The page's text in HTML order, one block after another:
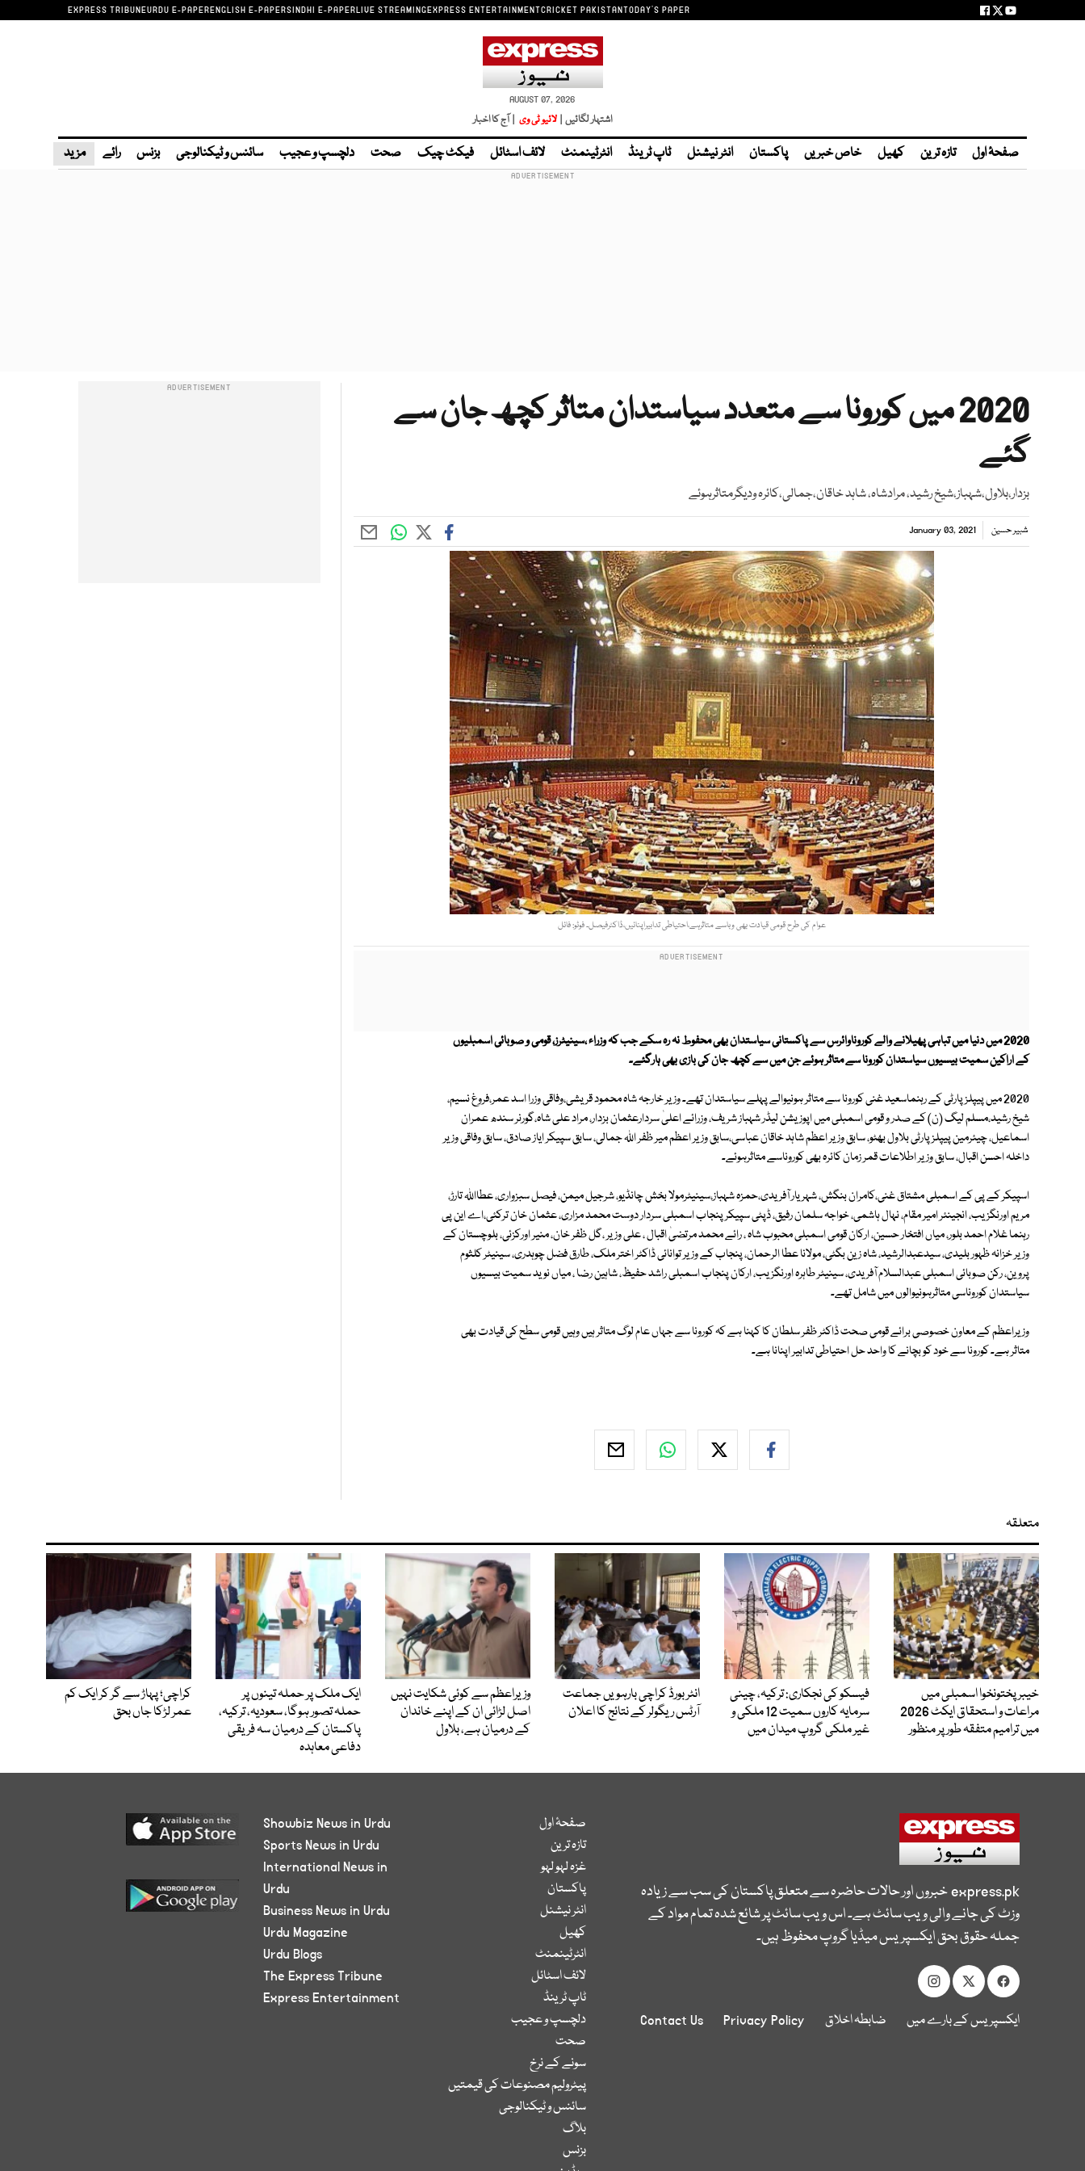
EXPRESS TRIBUNEURDU E-PAPERENGLISH E-PAPERSINDHI E-PAPERLIVE STREAMINGEXPRESS ENTERTAINMENTCRICKET PAKISTANTODAY'S PAPER
AUGUST 07, 2026
اشتہار لگائیں | لائیو ٹی وی | آج کا اخبار
صفحۂ اول تازہ ترین کھیل خاص خبریں پاکستان انٹر نیشنل ٹاپ ٹرینڈ انٹرٹینمنٹ لائف اسٹائل فیکٹ چیک صحت دلچسپ و عجیب سائنس و ٹیکنالوجی بزنس رائے مزید
2020 میں کورونا سے متعدد سیاستدان متاثر کچھ جان سے
گئے
بزدار،بلاول،شہباز،شیخ رشید، مرادشاہ، شاہد خاقان،جمالی،کائرہ ودیگرمتاثرہوئے
شبیر حسین January 03, 2021
عوام کی طرح قومی قیادت بھی وباسے متاثرہے،احتیاطی تدابیراپنائیں،ڈاکٹرفیصل۔ فوٹو: فائل
2020 میں دنیا میں تباہی پھیلانے والے کوروناوائرس سے پاکستانی سیاستدان بھی محفوط نہ رہ سکے جب کہ وزراء ،سینیٹرز، قومی و صوبائی اسمبلیوں
کے اراکین سمیت بیسیوں سیاستدان کورونا سے متاثر ہوئے جن میں سے کچھ جان کی بازی بھی ہارگئے۔
2020 میں پیپلزپارٹی کے رہنماسعید غنی کورونا سے متاثر ہونیوالے پہلے سیاستدان تھے۔ وزیر خارجہ شاہ محمود قریشی،وفاقی وزرا اسد عمر،فروغ نسیم،
شیخ رشید،مسلم لیگ (ن) کے صدر و قومی اسمبلی میں اپوزیشن لیڈر شہباز شریف، وزرائے اعلیٰ سردارعثمان بزدار، مراد علی شاہ،گورنر سندھ عمران
اسماعیل، چیئرمین پیپلز پارٹی بلاول بھٹو، سابق وزیر اعظم شاہد خاقان عباسی،سابق وزیر اعظم میر ظفر اللہ جمالی، سابق سپیکر ایاز صادق، سابق وفاقی وزیر
داخلہ احسن اقبال، سابق وزیر اطلاعات قمر زمان کائرہ بھی کوروناسے متاثرہوئے۔
اسپیکر کے پی کے اسمبلی مشتاق غنی،کامران بنگش، شہریار آفریدی،حمزہ شہباز،سینیٹرمولا بخش چانڈیو، شرجیل میمن، فیصل سبزواری، عطااللہ تارڑ،
مریم اورنگزیب، انجینئر امیر مقام، نہال ہاشمی، خواجہ سلمان رفیق، ڈپٹی سپیکر پنجاب اسمبلی سردار دوست محمد مزاری، عثمان خان ترکئی،اے این پی
رہنما غلام احمد بلور، میاں افتخار حسین، ارکان قومی اسمبلی محبوب شاہ ، رائے محمد مرتضیٰ اقبال ، علی وزیر ،گل ظفر خان، منیر اورکزئی، بلوچستان کے
وزیر خزانہ ظہور بلیدی، سیدعبدالرشید، شاہ زین بگٹی، مولانا عطا الرحمان، پنجاب کے وزیر توانائی ڈاکٹر اختر ملک، طارق فضل چوہدری، سینیٹر کلثوم
پروین، رکن صوبائی اسمبلی عبدالسلام آفریدی، سینیٹر طاہرہ اورنگزیب، ارکان پنجاب اسمبلی راشد حفیظ، شاہین رضا ، میاں نوید سمیت بیسیوں
سیاستدان کوروناسی متاثرہونیوالوں میں شامل تھے۔
وزیراعظم کے معاون خصوصی برائے قومی صحت ڈاکٹر ظفر سلطان کا کہنا ہے کہ کورونا سے جہاں عام لوگ متاثر ہیں وہیں قومی سطح کی قیادت بھی
متاثر ہے۔ کورونا سے خود کو بچانے کا واحد حل احتیاطی تدابیر اپنانا ہے۔
متعلقہ
خیبرپختونخوا اسمبلی میں
مراعات و استحقاق ایکٹ 2026
میں ترامیم متفقہ طور پر منظور
فیسکو کی نجکاری: ترکیہ، چینی
سرمایہ کاروں سمیت 12 ملکی و
غیر ملکی گروپ میدان میں
انٹر بورڈ کراچی بارہویں جماعت
آرٹس ریگولر کے نتائج کا اعلان
وزیراعظم سے کوئی شکایت نہیں
اصل لڑائی ان کے اپنے خاندان
کے درمیان ہے، بلاول
ایک ملک پر حملہ تینوں پر
حملہ تصور ہوگا، سعودیہ، ترکیہ،
پاکستان کے درمیان سہ فریقی
دفاعی معاہدہ
کراچی؛ پہاڑ سے گر کر ایک کم
عمر لڑکا جاں بحق
express.pkخبروں اور حالات حاضرہ سے متعلق پاکستان کی سب سے زیادہ
وزٹ کی جانے والی ویب سائٹ ہے۔ اس ویب سائٹ پر شائع شدہ تمام مواد کے
جملہ حقوق بحق ایکسپریس میڈیا گروپ محفوظ ہیں۔
ایکسپریس کے بارے میں ضابطہ اخلاق Privacy Policy
Contact Us
صفحۂ اول
تازہ ترین
غزہ لہو لہو
پاکستان
انٹر نیشنل
کھیل
انٹرٹینمنٹ
لائف اسٹائل
ٹاپ ٹرینڈ
دلچسپ و عجیب
صحت
سونے کے نرخ
پیٹرولیم مصنوعات کی قیمتیں
سائنس و ٹیکنالوجی
بلاگ
بزنس
Showbiz News in Urdu
Sports News in Urdu
International News in
Urdu
Business News in Urdu
Urdu Magazine
Urdu Blogs
The Express Tribune
Express Entertainment